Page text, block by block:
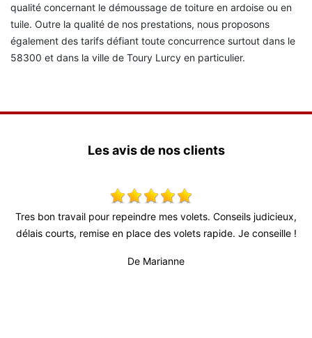
qualité concernant le démoussage de toiture en ardoise ou en
tuile. Outre la qualité de nos prestations, nous proposons
également des tarifs défiant toute concurrence surtout dans le
58300 et dans la ville de Toury Lurcy en particulier.
Les avis de nos clients
mes volets. Conseils judicieux,
des volets rapide. Je conseille !
Très bon relationnel, patron
fiable (surtout au vu de la